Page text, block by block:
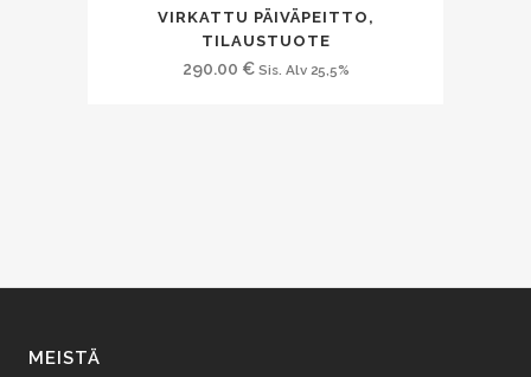
VIRKATTU PÄIVÄPEITTO,
TILAUSTUOTE
290.00 € Sis. Alv 25,5%
MEISTÄ